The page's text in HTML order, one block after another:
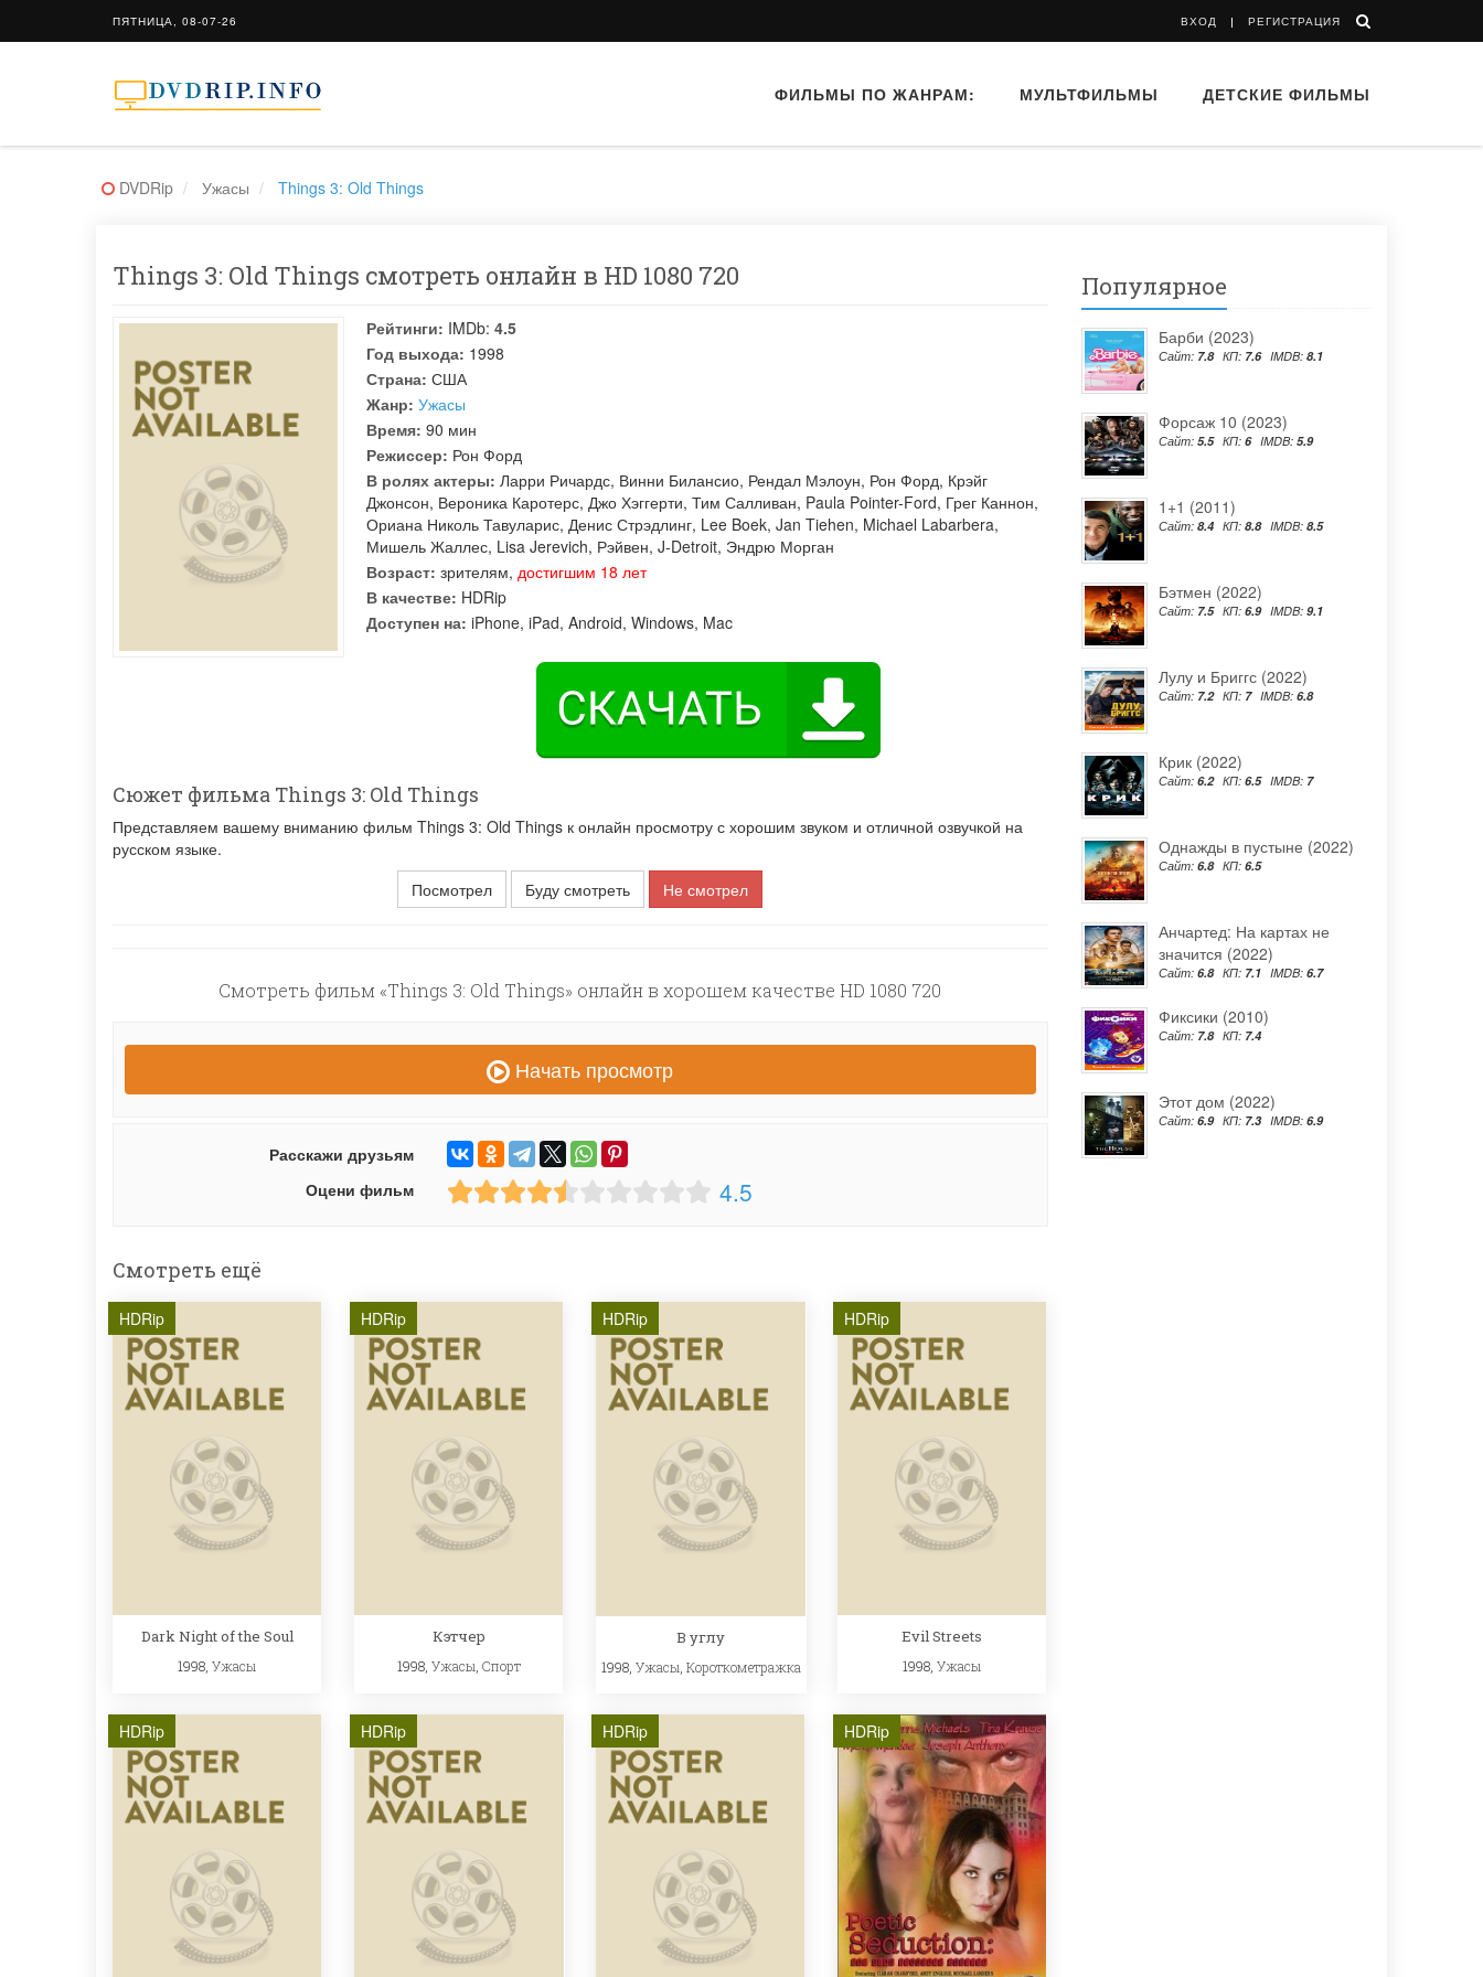
ПЯТНИЦА, 08-07-26 ВХОД РЕГИСТРАЦИЯ
ФИЛЬМЫ ПО ЖАНРАМ: МУЛЬТФИЛЬМЫ ДЕТСКИЕ ФИЛЬМЫ
DVDRip Ужасы Things 3: Old Things
Things 3: Old Things смотреть онлайн в HD 1080 720
Рейтинги: IMDb: 4.5
Год выхода: 1998
Страна: США
Жанр: Ужасы
Время: 90 мин
Режиссер: Рон Форд
В ролях актеры: Ларри Ричардс, Винни Билансио, Рендал Мэлоун, Рон Форд, Крэйг
Джонсон, Вероника Каротерс, Джо Хэггерти, Тим Салливан, Paula Pointer-Ford, Грег Каннон,
Ориана Николь Тавуларис, Денис Стрэдлинг, Lee Boek, Jan Tiehen, Michael Labarbera,
Мишель Жаллес, Lisa Jerevich, Рэйвен, J-Detroit, Эндрю Морган
Возраст: зрителям, достигшим 18 лет
В качестве: HDRip
Доступен на: iPhone, iPad, Android, Windows, Mac
Сюжет фильма Things 3: Old Things
Представляем вашему вниманию фильм Things 3: Old Things к онлайн просмотру с хорошим звуком и отличной озвучкой на
русском языке.
Посмотрел
Буду смотреть Не смотрел
Смотреть фильм «Things 3: Old Things» онлайн в хорошем качестве HD 1080 720
Начать просмотр
Расскажи друзьям
Оцени фильм
4.5
Смотреть ещё
HDRip
Dark Night of the Soul
1998, Ужасы
HDRip
Кэтчер
1998, Ужасы Спорт
HDRip
В углу
1998, Ужасы Короткометражка
HDRip
Evil Streets
1998, Ужасы
HDRip HDRip HDRip HDRip
Популярное
Барби (2023)
Сайт: 7.8 КП: 7.6 IMDB: 8.1
Форсаж 10 (2023)
Сайт: 5.5 КП: 6 IMDB: 5.9
1+1 (2011)
Сайт: 8.4 КП: 8.8 IMDB: 8.5
Бэтмен (2022)
Сайт: 7.5 КП: 6.9 IMDB: 9.1
Лулу и Бриггс (2022)
Сайт: 7.2 КП: 7 IMDB: 6.8
Крик (2022)
Сайт: 6.2 КП: 6.5 IMDB: 7
Однажды в пустыне (2022)
Сайт: 6.8 КП: 6.5
Анчартед: На картах не
значится (2022)
Сайт: 6.8 КП: 7.1 IMDB: 6.7
Фиксики (2010)
Сайт: 7.8 КП: 7.4
Этот дом (2022)
Сайт: 6.9 КП: 7.3 IMDB: 6.9